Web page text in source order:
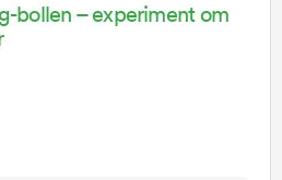
bollen – experiment om